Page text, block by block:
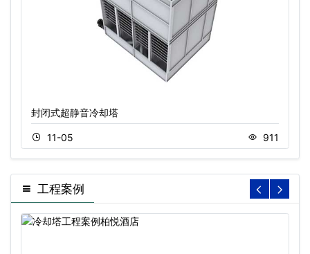
封闭式超静音冷却塔
11-05 911
工程案例